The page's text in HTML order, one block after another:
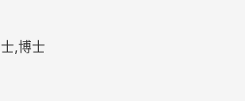
,博士